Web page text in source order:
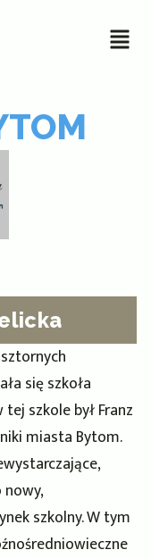
się szkoła
szkole był Franz
miasta Bytom.
szkolny. W tym